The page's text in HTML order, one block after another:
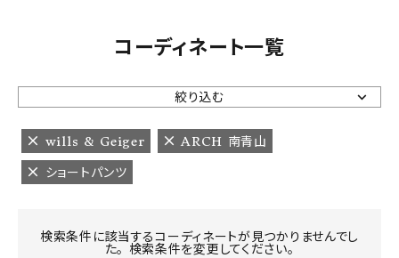
NEW ARRIVAL
ARCH EXCLUSIVE
BRAND
CATEGORY
コーディネート一覧
絞り込む
wills & Geiger
ARCH 南青山
ショートパンツ
検索条件に該当するコーディネートが見つかりませんでし
た。 検索条件を変更してください。